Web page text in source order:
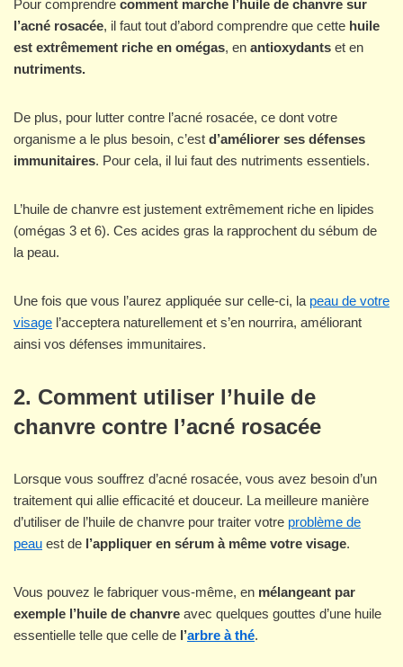
Pour comprendre comment marche l’huile de chanvre sur
l’acné rosacée, il faut tout d’abord comprendre que cette huile
est extrêmement riche en omégas, en antioxydants et en
nutriments.
De plus, pour lutter contre l’acné rosacée, ce dont votre
organisme a le plus besoin, c’est d’améliorer ses défenses
immunitaires. Pour cela, il lui faut des nutriments essentiels.
L’huile de chanvre est justement extrêmement riche en lipides
(omégas 3 et 6). Ces acides gras la rapprochent du sébum de
la peau.
Une fois que vous l’aurez appliquée sur celle-ci, la peau de votre
visage l’acceptera naturellement et s’en nourrira, améliorant
ainsi vos défenses immunitaires.
2. Comment utiliser l’huile de
chanvre contre l’acné rosacée
Lorsque vous souffrez d’acné rosacée, vous avez besoin d’un
traitement qui allie efficacité et douceur. La meilleure manière
d’utiliser de l’huile de chanvre pour traiter votre problème de
peau est de l’appliquer en sérum à même votre visage.
Vous pouvez le fabriquer vous-même, en mélangeant par
exemple l’huile de chanvre avec quelques gouttes d’une huile
essentielle telle que celle de l’arbre à thé.